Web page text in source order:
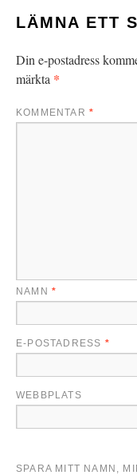
LÄMNA ETT
Din e-postadress
märkta *
KOMMENTAR *
NAMN *
E-POSTADRESS *
WEBBPLATS
SPARA MITT NAMN,